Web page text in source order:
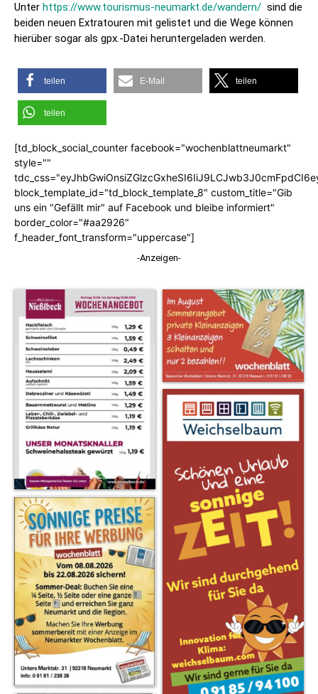
Unter https://www.tourismus-neumarkt.de/wandern/ sind die
beiden neuen Extratouren mit gelistet und die Wege können
hierüber sogar als gpx.-Datei heruntergeladen werden.
teilen E-Mail teilen
teilen
[td_block_social_counter facebook="wochenblattneumarkt"
style=""
block_template_id="td_block_template_8" custom_title="Gib
uns ein "Gefällt mir" auf Facebook und bleibe informiert"
border_color="#aa2926"
f_header_font_transform="uppercase"]
-Anzeigen-